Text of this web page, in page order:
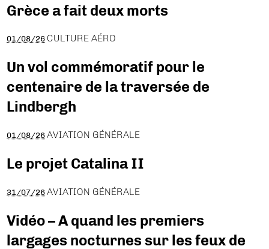
Grèce a fait deux morts
01/08/26 CULTURE AÉRO
Un vol commémoratif pour le
centenaire de la traversée de
Lindbergh
01/08/26 AVIATION GÉNÉRALE
Le projet Catalina II
31/07/26 AVIATION GÉNÉRALE
Vidéo – A quand les premiers
largages nocturnes sur les feux de